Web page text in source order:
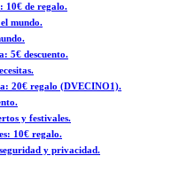
10€ de regalo.
mundo.
5€ descuento.
20€ regalo (DVECINO1).
y festivales.
10€ regalo.
y privacidad.